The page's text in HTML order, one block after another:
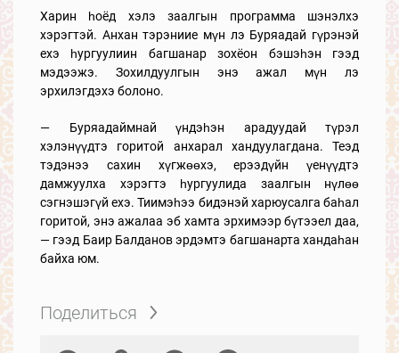
Харин һоёд хэлэ заалгын программа шэнэлхэ
хэрэгтэй. Анхан тэрэниие мүн лэ Буряадай гүрэнэй
ехэ һургуулиин багшанар зохёон бэшэһэн гээд
мэдээжэ. Зохилдуулгын энэ ажал мүн лэ
эрхилэгдэхэ болоно.
— Буряадаймнай үндэһэн арадуудай түрэл
хэлэнүүдтэ горитой анхарал хандуулагдана. Теэд
тэдэнээ сахин хүгжөөхэ, ерээдүйн үенүүдтэ
дамжуулха хэрэгтэ һургуулида заалгын нүлөө
сэгнэшэгүй ехэ. Тиимэһээ бидэнэй харюусалга баһал
горитой, энэ ажалаа эб хамта эрхимээр бүтээел даа,
— гээд Баир Балданов эрдэмтэ багшанарта хандаһан
байха юм.
Поделиться